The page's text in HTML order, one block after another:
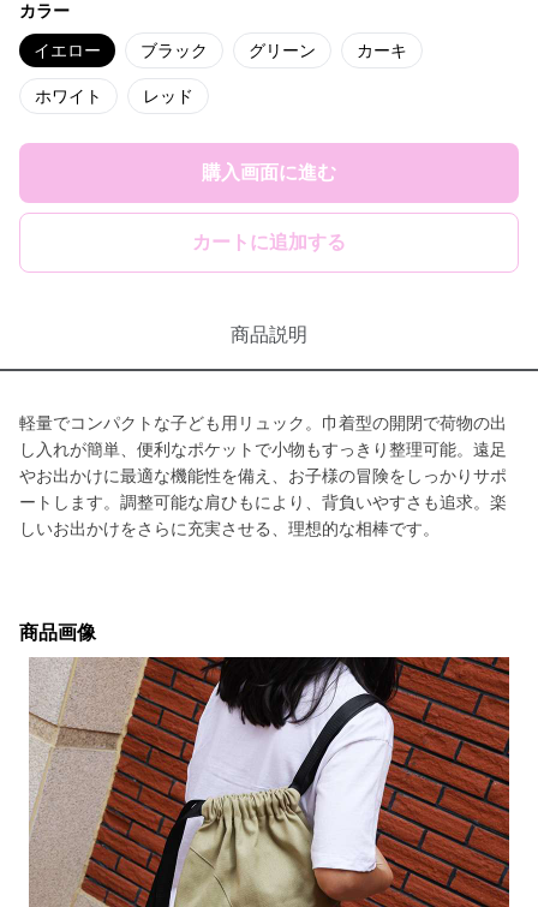
カラー
イエロー ブラック グリーン カーキ
ホワイト レッド
購入画面に進む
カートに追加する
商品説明
軽量でコンパクトな子ども用リュック。巾着型の開閉で荷物の出
し入れが簡単、便利なポケットで小物もすっきり整理可能。遠足
やお出かけに最適な機能性を備え、お子様の冒険をしっかりサポ
ートします。調整可能な肩ひもにより、背負いやすさも追求。楽
しいお出かけをさらに充実させる、理想的な相棒です。
商品画像